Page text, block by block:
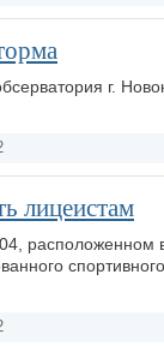
г.
лицеистам
расположенном в